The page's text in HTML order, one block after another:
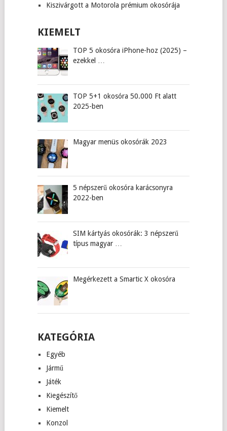
Kiszivárgott a Motorola prémium okosórája
KIEMELT
TOP 5 okosóra iPhone-hoz (2025) –
ezekkel …
TOP 5+1 okosóra 50.000 Ft alatt
2025-ben
Magyar menüs okosórák 2023
5 népszerű okosóra karácsonyra
2022-ben
SIM kártyás okosórák: 3 népszerű
típus magyar …
Megérkezett a Smartic X okosóra
KATEGÓRIA
Egyéb
Jármű
Játék
Kiegészítő
Kiemelt
Konzol